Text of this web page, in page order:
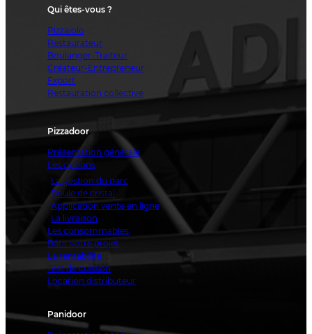
Qui êtes-vous ?
Pizzaiolo
Restaurateur
Boulanger-Traiteur
Créateur-Entrepreneur
Export
Restauration collective
Pizzadoor
Présentation générale
Les options
La gestion du parc
Boule de cristal
Application vente en ligne
La livraison
Les consommables
Bâtir votre projet
La rentabilité
Test de cuisson
Location distributeur
Panidoor